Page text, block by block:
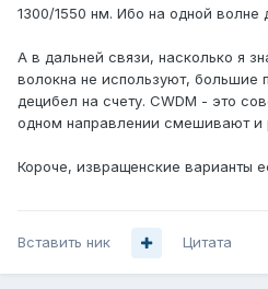
1300/1550 нм. Ибо на одной волне
А в дальней связи, насколько я
волокна не используют, большие
децибел на счету. CWDM - это
одном направлении смешивают и
Короче, извращенские варианты
Вставить ник Цитата